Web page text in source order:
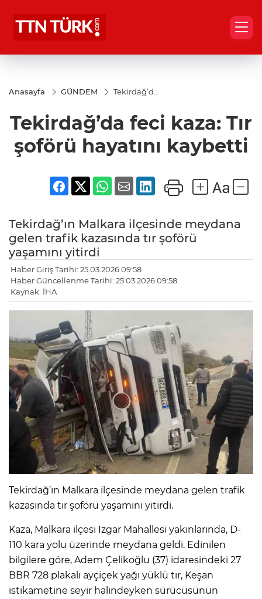
Anasayfa GÜNDEM
Tekirdağ’da
hayatını
kaybetti
Tekirdağ’da feci kaza: Tır
şoförü hayatını kaybetti
Tekirdağ’ın Malkara ilçesinde meydana
gelen trafik kazasında tır şoförü
yaşamını yitirdi
Haber Giriş Tarihi: 25.03.2026 09:58
Haber Güncellenme Tarihi: 25.03.2026 09:58
Kaynak: İHA
Tekirdağ’ın Malkara ilçesinde meydana gelen trafik
kazasında tır şoförü yaşamını yitirdi.
Kaza, Malkara ilçesi Izgar Mahallesi yakınlarında, D-
110 kara yolu üzerinde meydana geldi. Edinilen
bilgilere göre, Adem Çelikoğlu (37) idaresindeki 27
BBR 728 plakalı ayçiçek yağı yüklü tır, Keşan
istikametine seyir halindeyken sürücüsünün